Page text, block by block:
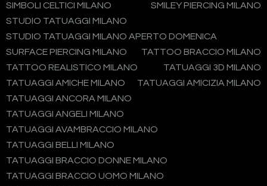
SIMBOLI CELTICI MILANO
SMILEY PIERCING MILANO
STUDIO TATUAGGI MILANO
STUDIO TATUAGGI MILANO APERTO DOMENICA
SURFACE PIERCING MILANO
TATTOO BRACCIO MILANO
TATTOO REALISTICO MILANO
TATUAGGI 3D MILANO
TATUAGGI AMICHE MILANO
TATUAGGI AMICIZIA MILANO
TATUAGGI ANCORA MILANO
TATUAGGI ANGELI MILANO
TATUAGGI AVAMBRACCIO MILANO
TATUAGGI BELLI MILANO
TATUAGGI BRACCIO DONNE MILANO
TATUAGGI BRACCIO UOMO MILANO